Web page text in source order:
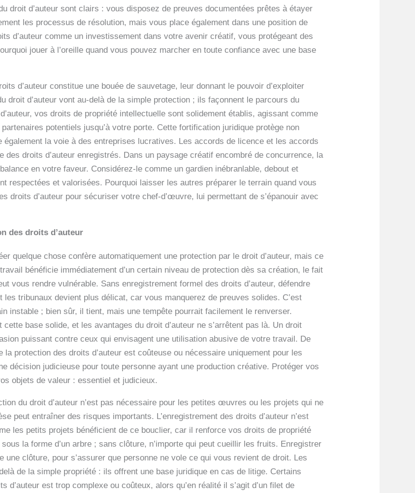
droit d’auteur sont clairs : vous disposez de preuves documentées prêtes à étayer
les processus de résolution, mais vous place également dans une position de
d’auteur comme un investissement dans votre avenir créatif, vous protégeant des
jouer à l’oreille quand vous pouvez marcher en toute confiance avec une base
d’auteur constitue une bouée de sauvetage, leur donnant le pouvoir d’exploiter
droit d’auteur vont au-delà de la simple protection ; ils façonnent le parcours du
vos droits de propriété intellectuelle sont solidement établis, agissant comme
potentiels jusqu’à votre porte. Cette fortification juridique protège non
également la voie à des entreprises lucratives. Les accords de licence et les accords
des droits d’auteur enregistrés. Dans un paysage créatif encombré de concurrence, la
en votre faveur. Considérez-le comme un gardien inébranlable, debout et
respectées et valorisées. Pourquoi laisser les autres préparer le terrain quand vous
droits d’auteur pour sécuriser votre chef-d’œuvre, lui permettant de s’épanouir avec
des droits d’auteur
quelque chose confère automatiquement une protection par le droit d’auteur, mais ce
bénéficie immédiatement d’un certain niveau de protection dès sa création, le fait
vous rendre vulnérable. Sans enregistrement formel des droits d’auteur, défendre
tribunaux devient plus délicat, car vous manquerez de preuves solides. C’est
instable ; bien sûr, il tient, mais une tempête pourrait facilement le renverser.
cette base solide, et les avantages du droit d’auteur ne s’arrêtent pas là. Un droit
puissant contre ceux qui envisagent une utilisation abusive de votre travail. De
protection des droits d’auteur est coûteuse ou nécessaire uniquement pour les
décision judicieuse pour toute personne ayant une production créative. Protéger vos
objets de valeur : essentiel et judicieux.
du droit d’auteur n’est pas nécessaire pour les petites œuvres ou les projets qui ne
peut entraîner des risques importants. L’enregistrement des droits d’auteur n’est
les petits projets bénéficient de ce bouclier, car il renforce vos droits de propriété
la forme d’un arbre ; sans clôture, n’importe qui peut cueillir les fruits. Enregistrer
une clôture, pour s’assurer que personne ne vole ce qui vous revient de droit. Les
de la simple propriété : ils offrent une base juridique en cas de litige. Certains
d’auteur est trop complexe ou coûteux, alors qu’en réalité il s’agit d’un filet de